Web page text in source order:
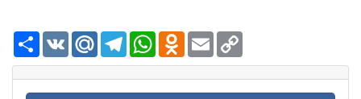
РесурсVK Mail.Ru TelegramWhatsAppOdnoklassniki
Email